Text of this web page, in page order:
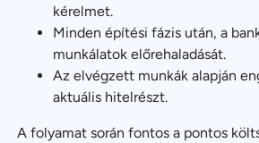
kérelmet.
Minden építési fázis után, a
munkálatok előrehaladását.
Az elvégzett munkák alapján
aktuális hitelrészt.
A folyamat során fontos a pontos